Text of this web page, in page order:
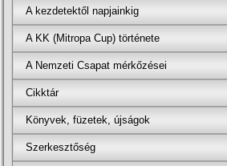
A kezdetektől napjainkig
A KK (Mitropa Cup) története
A Nemzeti Csapat mérkőzései
Cikktár
Könyvek, füzetek, újságok
Szerkesztőség